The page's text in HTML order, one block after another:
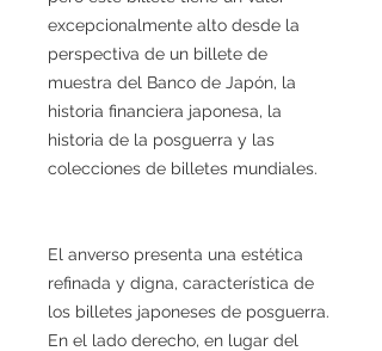
excepcionalmente alto desde la
perspectiva de un billete de
muestra del Banco de Japón, la
historia financiera japonesa, la
historia de la posguerra y las
colecciones de billetes mundiales.
El anverso presenta una estética
refinada y digna, característica de
los billetes japoneses de posguerra.
En el lado derecho, en lugar del